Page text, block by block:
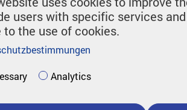
users with specific services
to the use of cookies.
Analytics